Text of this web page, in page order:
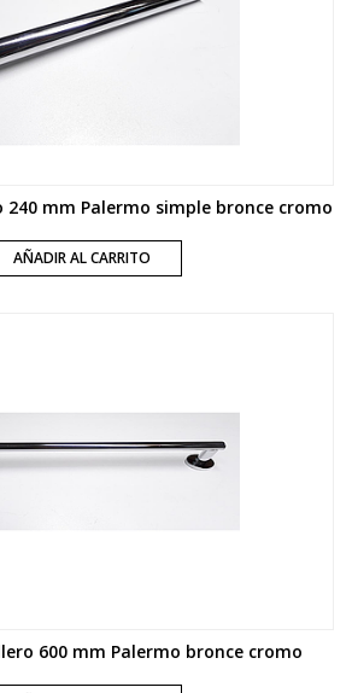
240 mm Palermo simple bronce cromo
AÑADIR AL CARRITO
600 mm Palermo bronce cromo